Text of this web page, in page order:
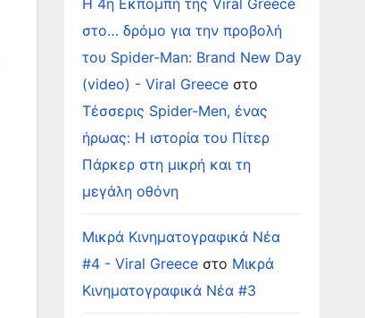
Η 4η Εκπομπή της Viral Greece
στο… δρόμο για την προβολή
του Spider-Man: Brand New Day
(video) - Viral Greeceστο
Τέσσερις Spider-Men, ένας
ήρωας: Η ιστορία του Πίτερ
Πάρκερ στη μικρή και τη
μεγάλη οθόνη
Μικρά Κινηματογραφικά Νέα
#4 - Viral Greeceστο Μικρά
Κινηματογραφικά Νέα #3